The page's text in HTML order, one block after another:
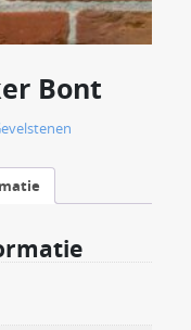
Bont